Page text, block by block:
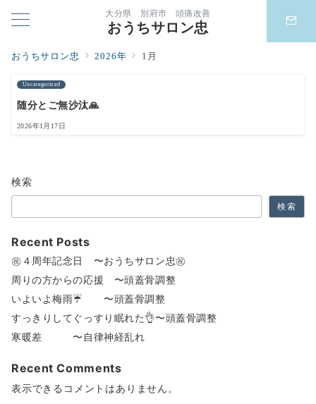
大分県 別府市 頭痛改善
おうちサロン忠
おうちサロン忠 2026年 1月
Uncategorized
随分とご無沙汰🙏
2026年1月17日
検索
検索
Recent Posts
㊗️４周年記念日 〜おうちサロン忠㊗️
周りの方からの応援 〜頭蓋骨調整
いよいよ梅雨☔️ 〜頭蓋骨調整
すっきりしてぐっすり眠れた👌〜頭蓋骨調整
寒暖差 〜自律神経乱れ
Recent Comments
表示できるコメントはありません。